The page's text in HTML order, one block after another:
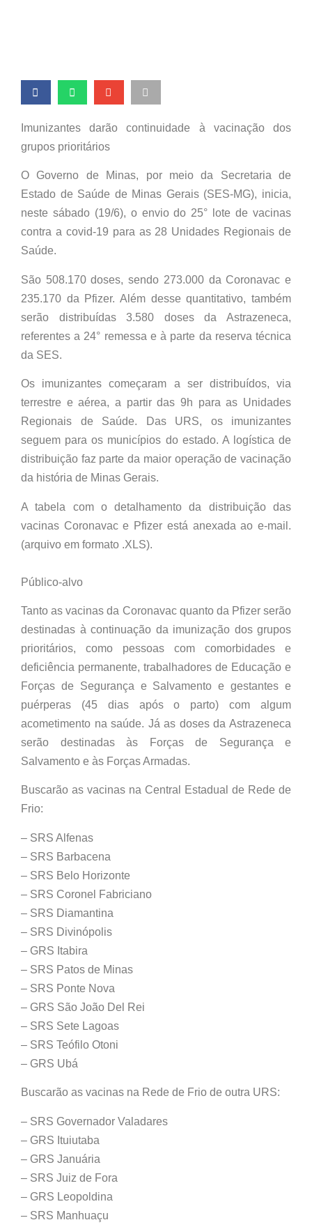
Imunizantes darão continuidade à vacinação dos
grupos prioritários
O Governo de Minas, por meio da Secretaria de
Estado de Saúde de Minas Gerais (SES-MG), inicia,
neste sábado (19/6), o envio do 25° lote de vacinas
contra a covid-19 para as 28 Unidades Regionais de
Saúde.
São 508.170 doses, sendo 273.000 da Coronavac e
235.170 da Pfizer. Além desse quantitativo, também
serão distribuídas 3.580 doses da Astrazeneca,
referentes a 24° remessa e à parte da reserva técnica
da SES.
Os imunizantes começaram a ser distribuídos, via
terrestre e aérea, a partir das 9h para as Unidades
Regionais de Saúde. Das URS, os imunizantes
seguem para os municípios do estado. A logística de
distribuição faz parte da maior operação de vacinação
da história de Minas Gerais.
A tabela com o detalhamento da distribuição das
vacinas Coronavac e Pfizer está anexada ao e-mail.
(arquivo em formato .XLS).
Público-alvo
Tanto as vacinas da Coronavac quanto da Pfizer serão
destinadas à continuação da imunização dos grupos
prioritários, como pessoas com comorbidades e
deficiência permanente, trabalhadores de Educação e
Forças de Segurança e Salvamento e gestantes e
puérperas (45 dias após o parto) com algum
acometimento na saúde. Já as doses da Astrazeneca
serão destinadas às Forças de Segurança e
Salvamento e às Forças Armadas.
Buscarão as vacinas na Central Estadual de Rede de
Frio:
– SRS Alfenas
– SRS Barbacena
– SRS Belo Horizonte
– SRS Coronel Fabriciano
– SRS Diamantina
– SRS Divinópolis
– GRS Itabira
– SRS Patos de Minas
– SRS Ponte Nova
– GRS São João Del Rei
– SRS Sete Lagoas
– SRS Teófilo Otoni
– GRS Ubá
Buscarão as vacinas na Rede de Frio de outra URS:
– SRS Governador Valadares
– GRS Ituiutaba
– GRS Januária
– SRS Juiz de Fora
– GRS Leopoldina
– SRS Manhuaçu